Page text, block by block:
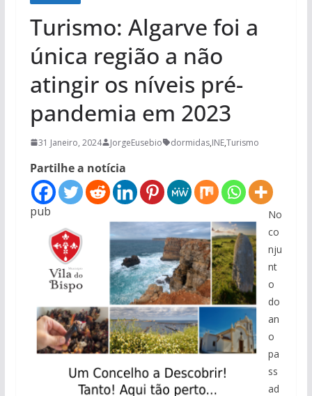
Turismo: Algarve foi a
única região a não
atingir os níveis pré-
pandemia em 2023
31 Janeiro, 2024 JorgeEusebio dormidas,INE,Turismo
Partilhe a notícia
pub
No
co
nju
nt
o
do
an
o
pa
ss
ad